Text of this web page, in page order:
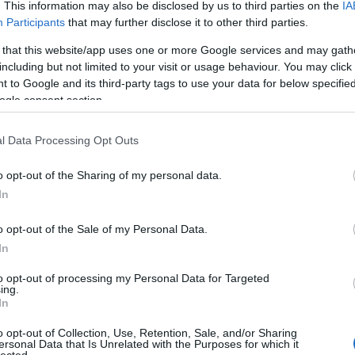
This information may also be disclosed by us to third parties on the
Participants that may further disclose it to other third parties.
that this website/app uses one or more Google services and may
but not limited to your visit or usage behaviour. You may
to Google and its third-party tags to use your data for below
consent section.
Data Processing Opt Outs
opt-out of the Sharing of my personal data.
opt-out of the Sale of my Personal Data.
opt-out of processing my Personal Data for Targeted
opt-out of Collection, Use, Retention, Sale, and/or Sharing
Data that Is Unrelated with the Purposes for which it
SGHCToma
Synsecblog
Magyar oldalak
ExploitDB
Packet Storm
upSploit
Kultúra
konfere
ncia
utánra
m
az
be, ahol
l,
pálinkák
etesen
nagy-
minket
an mi